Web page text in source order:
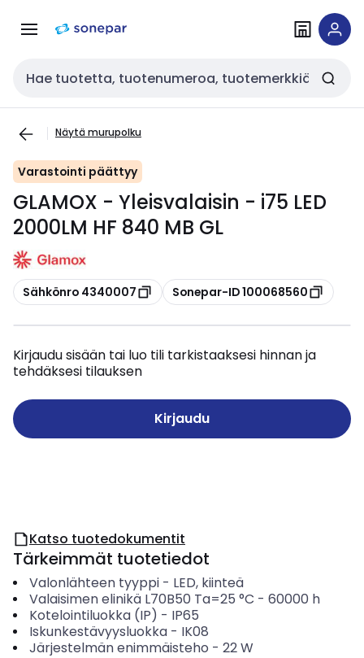
navigointiinsisältöön
Haku
Näytä murupolku
Varastointi päättyy
GLAMOX - Yleisvalaisin - i75 LED
2000LM HF 840 MB GL
Kopioi
Sähkönro 4340007 Kopioi
Sonepar-ID 100068560
Kirjaudu sisään tai luo tili tarkistaaksesi hinnan ja
tehdäksesi tilauksen
Kirjaudu
Katso tuotedokumentit
Tärkeimmät tuotetiedot
Valonlähteen tyyppi- LED, kiinteä
Valaisimen elinikä L70B50 Ta=25 °C - 60000 h
Kotelointiluokka (IP) - IP65
Iskunkestävyysluokka- IK08
Järjestelmän enimmäisteho - 22W